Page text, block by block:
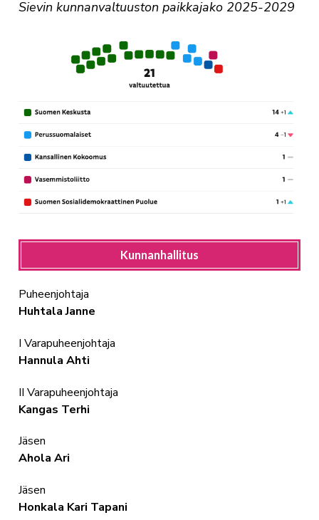
Sievin kunnanvaltuuston paikkajako 2025-2029
Kunnanhallitus
Puheenjohtaja
Huhtala Janne
I Varapuheenjohtaja
Hannula Ahti
II Varapuheenjohtaja
Kangas Terhi
Jäsen
Ahola Ari
Jäsen
Honkala Kari Tapani